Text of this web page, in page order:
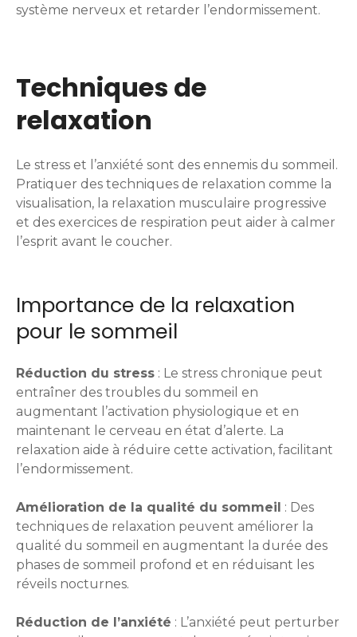
système nerveux et retarder l’endormissement.
Techniques de
relaxation
Le stress et l’anxiété sont des ennemis du sommeil.
Pratiquer des techniques de relaxation comme la
visualisation, la relaxation musculaire progressive
et des exercices de respiration peut aider à calmer
l’esprit avant le coucher.
Importance de la relaxation
pour le sommeil
Réduction du stress : Le stress chronique peut
entraîner des troubles du sommeil en
augmentant l’activation physiologique et en
maintenant le cerveau en état d’alerte. La
relaxation aide à réduire cette activation, facilitant
l’endormissement.
Amélioration de la qualité du sommeil : Des
techniques de relaxation peuvent améliorer la
qualité du sommeil en augmentant la durée des
phases de sommeil profond et en réduisant les
réveils nocturnes.
Réduction de l’anxiété : L’anxiété peut perturber